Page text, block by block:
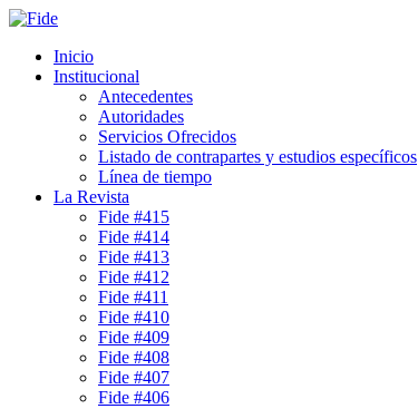
Inicio
Institucional
Antecedentes
Autoridades
Servicios Ofrecidos
Listado de contrapartes y estudios específicos
Línea de tiempo
La Revista
Fide #415
Fide #414
Fide #413
Fide #412
Fide #411
Fide #410
Fide #409
Fide #408
Fide #407
Fide #406